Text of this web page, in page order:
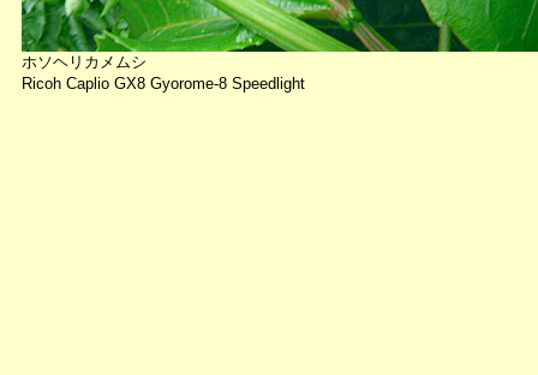
ホソヘリカメムシ
Ricoh Caplio GX8 Gyorome-8 Speedlight